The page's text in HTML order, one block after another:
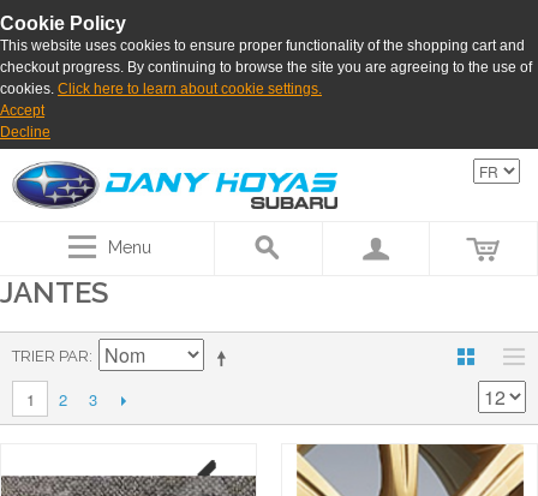
Cookie Policy
This website uses cookies to ensure proper functionality of the shopping cart and
checkout progress. By continuing to browse the site you are agreeing to the use of
cookies. Click here to learn about cookie settings.
Accept
Decline
Menu
JANTES
TRIER PAR
1 2 3